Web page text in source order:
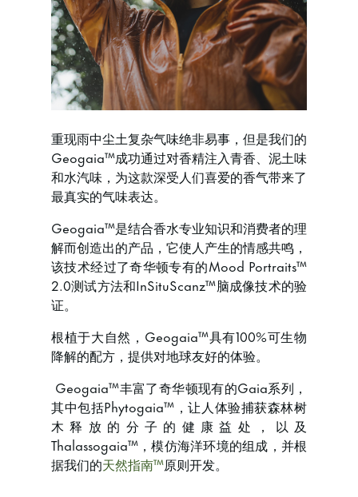
重现雨中尘土复杂气味绝非易事，但是我们的
Geogaia™成功通过对香精注入青香、泥土味
和水汽味，为这款深受人们喜爱的香气带来了
最真实的气味表达。
Geogaia™是结合香水专业知识和消费者的理
解而创造出的产品，它使人产生的情感共鸣，
该技术经过了奇华顿专有的Mood Portraits™
2.0测试方法和InSituScanz™脑成像技术的验
证。
根植于大自然，Geogaia™具有100%可生物
降解的配方，提供对地球友好的体验。
Geogaia™丰富了奇华顿现有的Gaia系列，
其中包括Phytogaia™，让人体验捕获森林树
木释放的分子的健康益处，以及
Thalassogaia™，模仿海洋环境的组成，并根
据我们的天然指南™原则开发。